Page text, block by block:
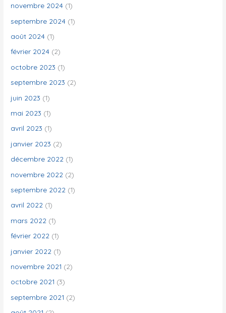
novembre 2024 (1)
septembre 2024 (1)
août 2024 (1)
février 2024 (2)
octobre 2023 (1)
septembre 2023 (2)
juin 2023 (1)
mai 2023 (1)
avril 2023 (1)
janvier 2023 (2)
décembre 2022 (1)
novembre 2022 (2)
septembre 2022 (1)
avril 2022 (1)
mars 2022 (1)
février 2022 (1)
janvier 2022 (1)
novembre 2021 (2)
octobre 2021 (3)
septembre 2021 (2)